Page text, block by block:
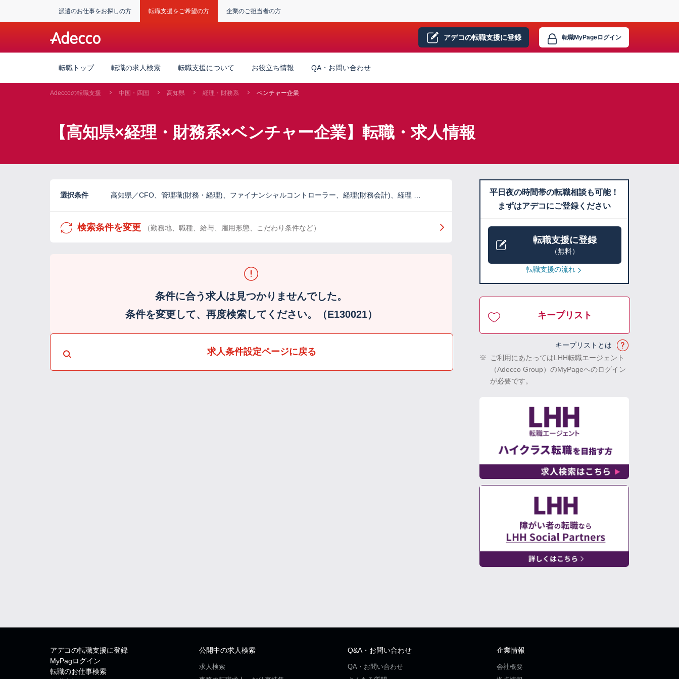
派遣のお仕事をお探しの方 転職支援をご希望の方 企業のご担当者の方
アデコの転職支援に登録 転職MyPageログイン
転職トップ 転職の求人検索 転職支援について お役立ち情報 QA・お問い合わせ
Adeccoの転職支援 中国・四国 高知県 経理・財務系 ベンチャー企業
【高知県×経理・財務系×ベンチャー企業】転職・求人情報
選択条件 高知県／CFO、管理職(財務・経理)、ファイナンシャルコントローラー、経理(財務会計)、経理 …
検索条件を変更 （勤務地、職種、給与、雇用形態、こだわり条件など）
条件に合う求人は見つかりませんでした。
条件を変更して、再度検索してください。（E130021）
求人条件設定ページに戻る
平日夜の時間帯の転職相談も可能！
まずはアデコにご登録ください
転職支援に登録
（無料）
転職支援の流れ
キープリスト
キープリストとは
※
ご利用にあたってはLHH転職エージェント
（Adecco Group）のMyPageへのログイン
が必要です。
アデコの転職支援に登録
MyPagログイン
転職のお仕事検索
公開中の求人検索
求人検索
Q&A・お問い合わせ
QA・お問い合わせ
企業情報
会社概要